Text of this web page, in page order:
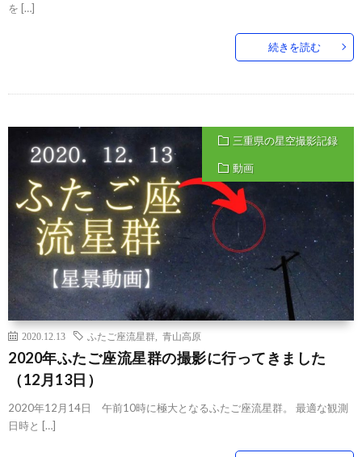
を […]
続きを読む
三重県の星空撮影記録
動画
2020.12.13 ふたご座流星群 青山高原
2020年ふたご座流星群の撮影に行ってきました
（12月13日）
2020年12月14日 午前10時に極大となるふたご座流星群。 最適な観測
日時と […]